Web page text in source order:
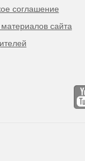
соглашение
сайта